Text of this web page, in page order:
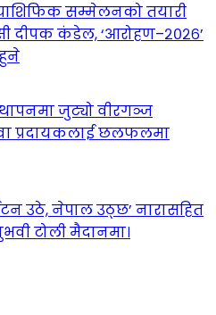
सम्मेलनको तयारी
दीपक कंडेल, ‘आरोहण–२०२६’
जुट्यो वीरगञ्ज
प्रदायकलाई छलफलमा
उठे, नेपाल उठ्छ’ नारासहित
टोली मैदानमा।